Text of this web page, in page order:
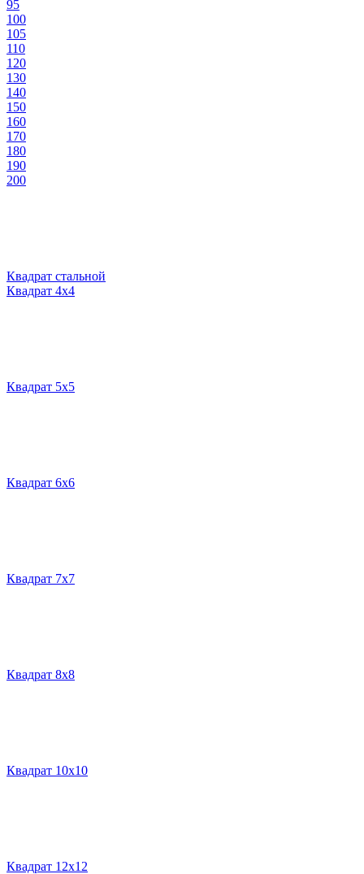
95
100
105
110
120
130
140
150
160
170
180
190
200
Квадрат стальной
Квадрат 4х4
Квадрат 5х5
Квадрат 6х6
Квадрат 7х7
Квадрат 8х8
Квадрат 10х10
Квадрат 12х12